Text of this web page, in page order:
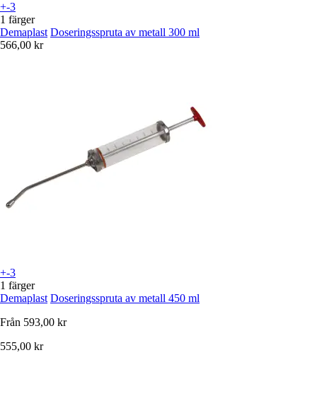
+-3
1 färger
Demaplast Doseringsspruta av metall 300 ml
566,00 kr
+-3
1 färger
Demaplast Doseringsspruta av metall 450 ml
Från 593,00 kr
555,00 kr